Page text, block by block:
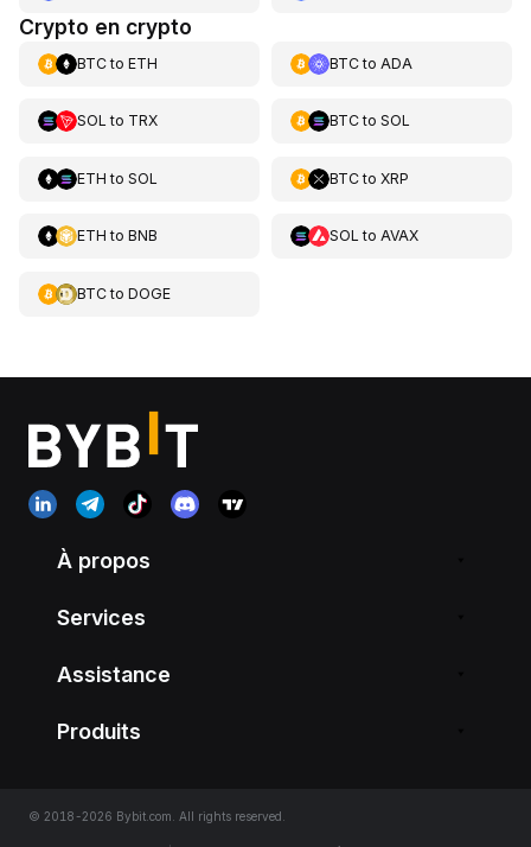
Crypto en crypto
BTCto ETH BTCto ADA
SOL to TRX BTCto SOL
ETH to SOL BTCto XRP
ETH to BNB SOL to AVAX
BTCto DOGE
À propos
Services
Assistance
Produits
© 2018-2026 Bybit.com. All rights reserved.